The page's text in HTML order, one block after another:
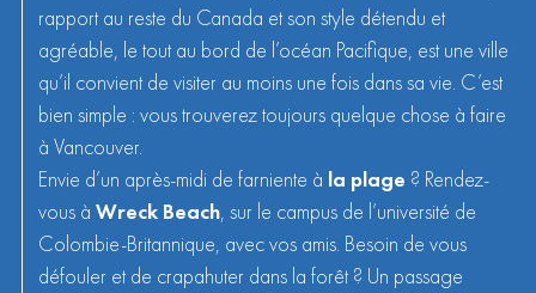
rapport au reste du Canada et son style détendu et
agréable, le tout au bord de l’océan Pacifique, est une ville
qu’il convient de visiter au moins une fois dans sa vie. C’est
bien simple : vous trouverez toujours quelque chose à faire
à Vancouver.
Envie d’un après-midi de farniente à la plage ? Rendez-
vous à Wreck Beach, sur le campus de l’université de
Colombie-Britannique, avec vos amis. Besoin de vous
défouler et de crapahuter dans la forêt ? Un passage